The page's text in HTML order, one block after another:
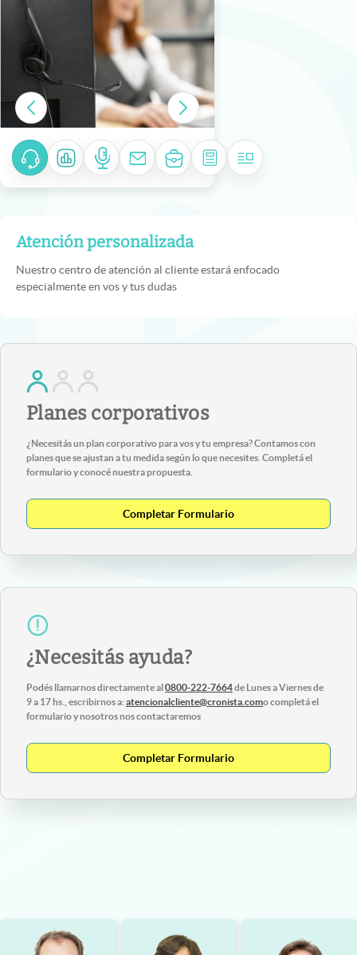
Atención personalizada
Nuestro centro de atención al cliente estará enfocado
especialmente en vos y tus dudas
Planes corporativos
¿Necesitás un plan corporativo para vos y tu empresa? Contamos con
planes que se ajustan a tu medida según lo que necesites. Completá el
formulario y conocé nuestra propuesta.
Completar Formulario
¿Necesitás ayuda?
Podés llamarnos directamente al 0800-222-7664de Lunes a Viernes de
9 a 17 hs., escribirnos a:atencionalcliente@cronista.como completá el
formulario y nosotros nos contactaremos
Completar Formulario